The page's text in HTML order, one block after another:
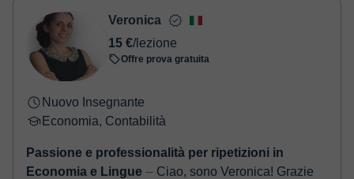
Una volta che hai realizzato il pagamento, riceverai un email di
conferma della prenotazione.
Veronica
15 €/lezione
Offre prova gratuita
Nuovo Insegnante
Economia, Contabilità
Passione e professionalità per ripetizioni in
Economia e Lingue ⏤ Ciao, sono Veronica! Grazie